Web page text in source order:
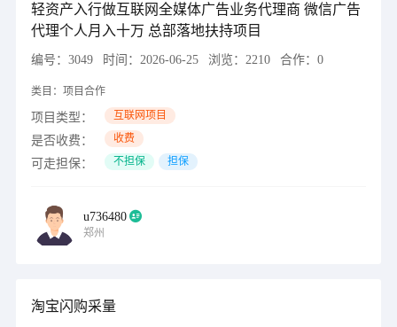
轻资产入行做互联网全媒体广告业务代理商 微信广告
代理个人月入十万 总部落地扶持项目
编号： 3049 时间： 2026-06-25 浏览： 2210 合作： 0
类目： 项目合作
项目类型： 互联网项目
是否收费： 收费
可走担保： 不担保 担保
u736480
郑州
淘宝闪购采量